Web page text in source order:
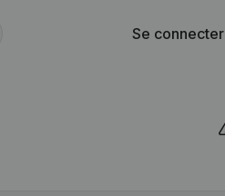
Se connecter